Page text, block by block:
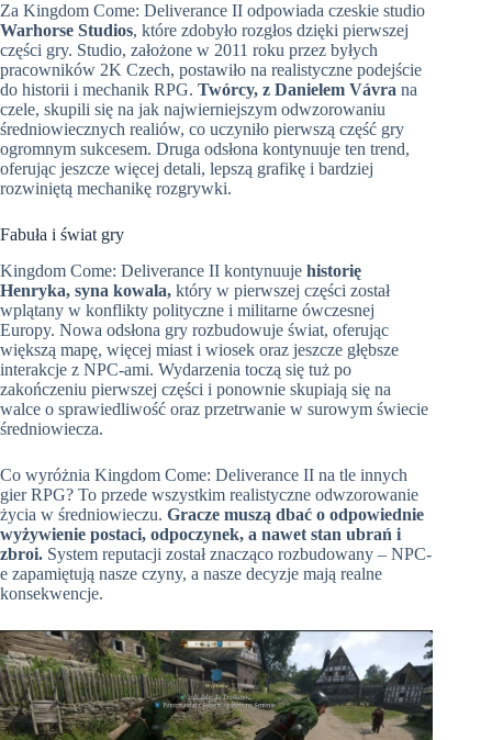
Za Kingdom Come: Deliverance II odpowiada czeskie studio
Warhorse Studios, które zdobyło rozgłos dzięki pierwszej
części gry. Studio, założone w 2011 roku przez byłych
pracowników 2K Czech, postawiło na realistyczne podejście
do historii i mechanik RPG. Twórcy, z Danielem Vávra na
czele, skupili się na jak najwierniejszym odwzorowaniu
średniowiecznych realiów, co uczyniło pierwszą część gry
ogromnym sukcesem. Druga odsłona kontynuuje ten trend,
oferując jeszcze więcej detali, lepszą grafikę i bardziej
rozwiniętą mechanikę rozgrywki.
Fabuła i świat gry
Kingdom Come: Deliverance II kontynuuje historię
Henryka, syna kowala, który w pierwszej części został
wplątany w konflikty polityczne i militarne ówczesnej
Europy. Nowa odsłona gry rozbudowuje świat, oferując
większą mapę, więcej miast i wiosek oraz jeszcze głębsze
interakcje z NPC-ami. Wydarzenia toczą się tuż po
zakończeniu pierwszej części i ponownie skupiają się na
walce o sprawiedliwość oraz przetrwanie w surowym świecie
średniowiecza.
Co wyróżnia Kingdom Come: Deliverance II na tle innych
gier RPG? To przede wszystkim realistyczne odwzorowanie
życia w średniowieczu. Gracze muszą dbać o odpowiednie
wyżywienie postaci, odpoczynek, a nawet stan ubrań i
zbroi. System reputacji został znacząco rozbudowany – NPC-
e zapamiętują nasze czyny, a nasze decyzje mają realne
konsekwencje.